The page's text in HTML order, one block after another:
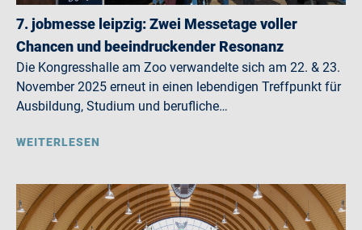
7. jobmesse leipzig: Zwei Messetage voller
Chancen und beeindruckender Resonanz
Die Kongresshalle am Zoo verwandelte sich am 22. & 23.
November 2025 erneut in einen lebendigen Treffpunkt für
Ausbildung, Studium und berufliche…
WEITERLESEN